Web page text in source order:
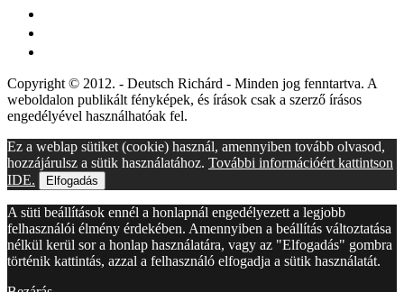
Copyright © 2012. - Deutsch Richárd - Minden jog fenntartva. A
weboldalon publikált fényképek, és írások csak a szerző írásos
engedélyével használhatóak fel.
Ez a weblap sütiket (cookie) használ, amennyiben tovább olvasod,
hozzájárulsz a sütik használatához. További információért kattintson
IDE.
Elfogadás
A süti beállítások ennél a honlapnál engedélyezett a legjobb
felhasználói élmény érdekében. Amennyiben a beállítás változtatása
nélkül kerül sor a honlap használatára, vagy az "Elfogadás" gombra
történik kattintás, azzal a felhasználó elfogadja a sütik használatát.